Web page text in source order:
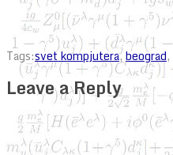
Tags:svet kompjutera,beograd,
Leave a Reply